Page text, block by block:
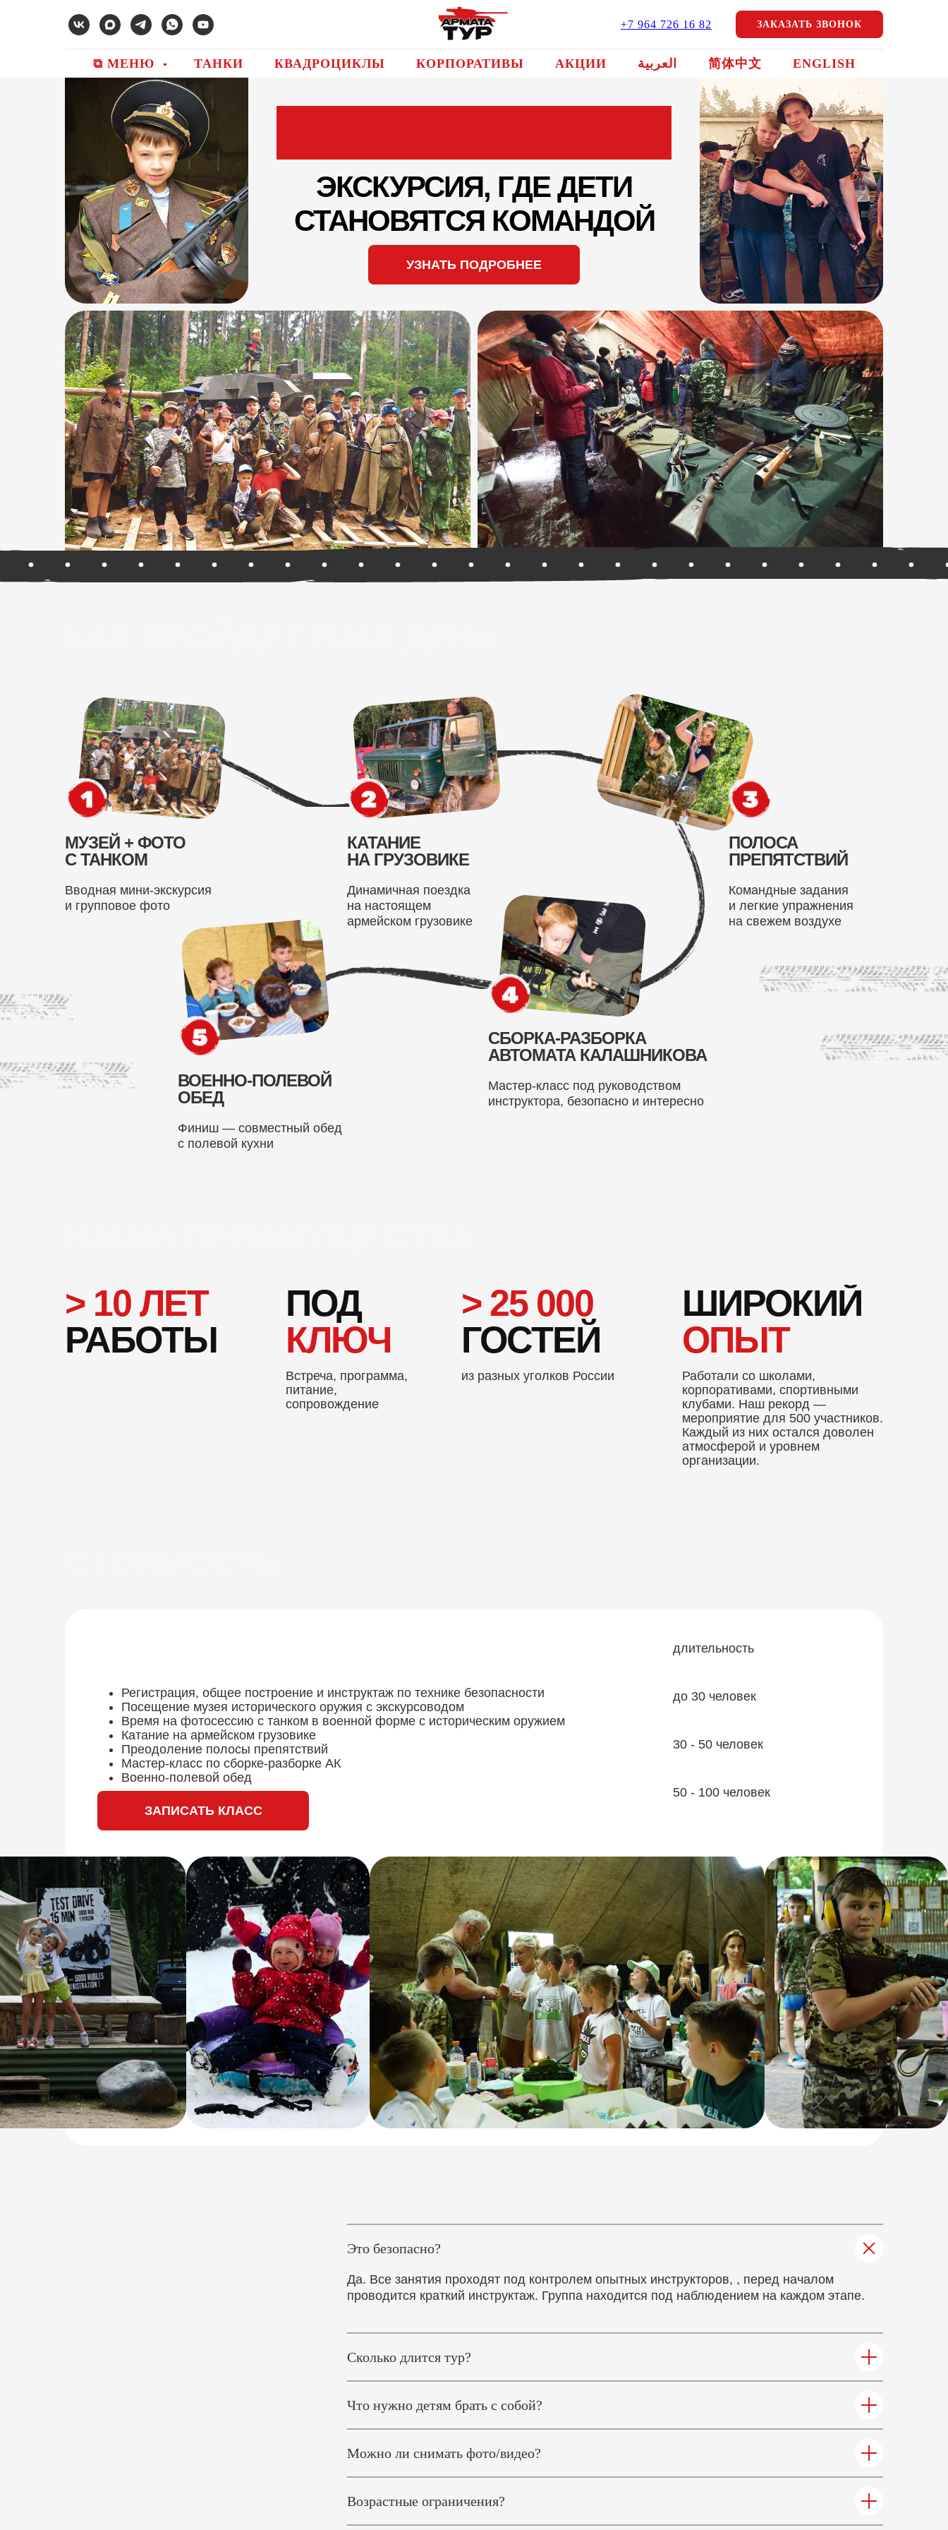
+7 964 726 16 82 ЗАКАЗАТЬ ЗВОНОК
⧉ МЕНЮ ТАНКИ КВАДРОЦИКЛЫ КОРПОРАТИВЫ АКЦИИ العربية 简体中文 ENGLISH
ЭКСКУРСИЯ, ГДЕ ДЕТИ
СТАНОВЯТСЯ КОМАНДОЙ
УЗНАТЬ ПОДРОБНЕЕ
КАТАНИЕ
НА ГРУЗОВИКЕ
Динамичная поездка
на настоящем
армейском грузовике
ПОЛОСА
ПРЕПЯТСТВИЙ
Командные задания
и легкие упражнения
на свежем воздухе
СБОРКА-РАЗБОРКА
АВТОМАТА КАЛАШНИКОВА
Мастер-класс под руководством
инструктора, безопасно и интересно
ВОЕННО-ПОЛЕВОЙ
ОБЕД
Финиш — совместный обед
с полевой кухни
МУЗЕЙ + ФОТО
С ТАНКОМ
Вводная мини-экскурсия
и групповое фото
> 25 000
ГОСТЕЙ
из разных уголков России
ПОД
КЛЮЧ
Встреча, программа,
питание,
сопровождение
ШИРОКИЙ
ОПЫТ
Работали со школами,
корпоративами, спортивными
клубами. Наш рекорд —
мероприятие для 500 участников.
Каждый из них остался доволен
атмосферой и уровнем
организации.
> 10 ЛЕТ
РАБОТЫ
длительность
до 30 человек
30 - 50 человек
50 - 100 человек
ЗАПИСАТЬ КЛАСС
Регистрация, общее построение и инструктаж по технике безопасности
Посещение музея исторического оружия с экскурсоводом
Время на фотосессию с танком в военной форме с историческим оружием
Катание на армейском грузовике
Преодоление полосы препятствий
Мастер-класс по сборке-разборке АК
Военно-полевой обед
Это безопасно?
Да. Все занятия проходят под контролем опытных инструкторов, , перед началом
проводится краткий инструктаж. Группа находится под наблюдением на каждом этапе.
Сколько длится тур?
Что нужно детям брать с собой?
Можно ли снимать фото/видео?
Возрастные ограничения?